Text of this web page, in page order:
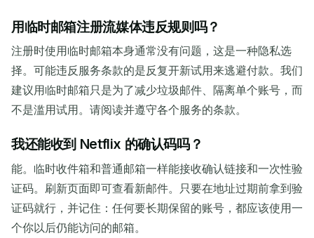
用临时邮箱注册流媒体违反规则吗？
注册时使用临时邮箱本身通常没有问题，这是一种隐私选
择。可能违反服务条款的是反复开新试用来逃避付款。我们
建议用临时邮箱只是为了减少垃圾邮件、隔离单个账号，而
不是滥用试用。请阅读并遵守各个服务的条款。
我还能收到 Netflix 的确认码吗？
能。临时收件箱和普通邮箱一样能接收确认链接和一次性验
证码。刷新页面即可查看新邮件。只要在地址过期前拿到验
证码就行，并记住：任何要长期保留的账号，都应该使用一
个你以后仍能访问的邮箱。